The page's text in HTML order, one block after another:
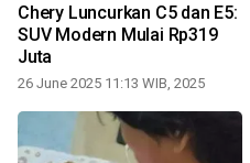
Chery Luncurkan C5 dan E5:
SUV Modern Mulai Rp319
Juta
26 June 2025 11:13 WIB, 2025